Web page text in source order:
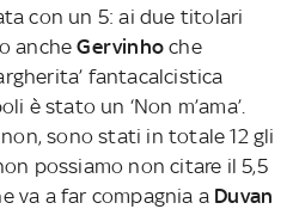
con un 5: ai due titolari
ancheGervinho che
fantacalcistica
è stato un ‘Non m’ama’.
sono stati in totale 12 gli
possiamo non citare il 5,5
va a far compagnia a Duvan